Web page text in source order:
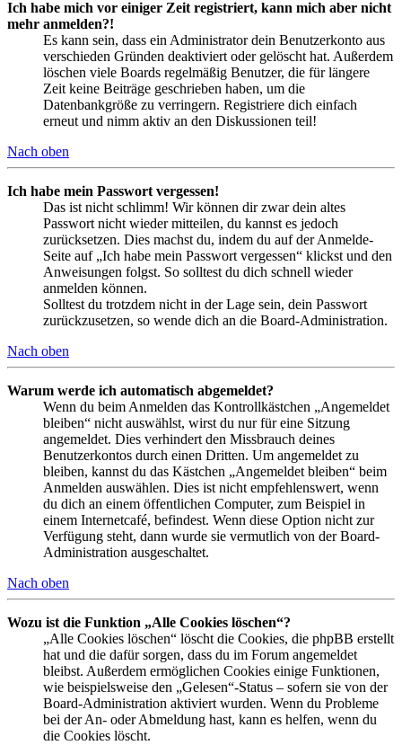
Ich habe mich vor einiger Zeit registriert, kann mich aber nicht
mehr anmelden?!
Es kann sein, dass ein Administrator dein Benutzerkonto aus
verschieden Gründen deaktiviert oder gelöscht hat. Außerdem
löschen viele Boards regelmäßig Benutzer, die für längere
Zeit keine Beiträge geschrieben haben, um die
Datenbankgröße zu verringern. Registriere dich einfach
erneut und nimm aktiv an den Diskussionen teil!
Nach oben
Ich habe mein Passwort vergessen!
Das ist nicht schlimm! Wir können dir zwar dein altes
Passwort nicht wieder mitteilen, du kannst es jedoch
zurücksetzen. Dies machst du, indem du auf der Anmelde-
Seite auf „Ich habe mein Passwort vergessen“ klickst und den
Anweisungen folgst. So solltest du dich schnell wieder
anmelden können.
Solltest du trotzdem nicht in der Lage sein, dein Passwort
zurückzusetzen, so wende dich an die Board-Administration.
Nach oben
Warum werde ich automatisch abgemeldet?
Wenn du beim Anmelden das Kontrollkästchen „Angemeldet
bleiben“ nicht auswählst, wirst du nur für eine Sitzung
angemeldet. Dies verhindert den Missbrauch deines
Benutzerkontos durch einen Dritten. Um angemeldet zu
bleiben, kannst du das Kästchen „Angemeldet bleiben“ beim
Anmelden auswählen. Dies ist nicht empfehlenswert, wenn
du dich an einem öffentlichen Computer, zum Beispiel in
einem Internetcafé, befindest. Wenn diese Option nicht zur
Verfügung steht, dann wurde sie vermutlich von der Board-
Administration ausgeschaltet.
Nach oben
Wozu ist die Funktion „Alle Cookies löschen“?
„Alle Cookies löschen“ löscht die Cookies, die phpBB erstellt
hat und die dafür sorgen, dass du im Forum angemeldet
bleibst. Außerdem ermöglichen Cookies einige Funktionen,
wie beispielsweise den „Gelesen“-Status – sofern sie von der
Board-Administration aktiviert wurden. Wenn du Probleme
bei der An- oder Abmeldung hast, kann es helfen, wenn du
die Cookies löscht.